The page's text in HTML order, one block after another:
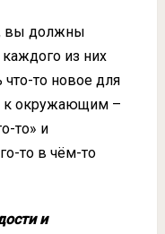
вы должны
из них
что-то новое для
к окружающим –
то» и
то в чём-то
и